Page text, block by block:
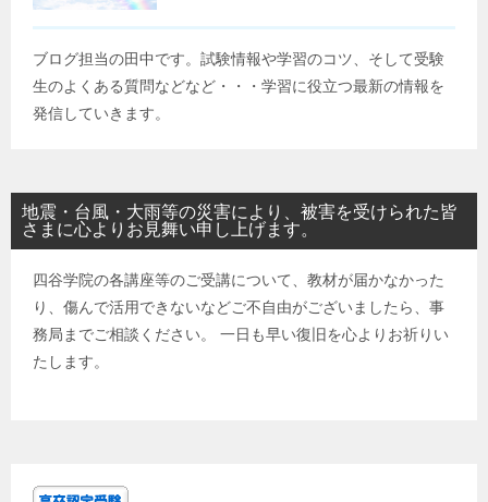
ブログ担当の田中です。試験情報や学習のコツ、そして受験
生のよくある質問などなど・・・学習に役立つ最新の情報を
発信していきます。
地震・台風・大雨等の災害により、被害を受けられた皆
さまに心よりお見舞い申し上げます。
四谷学院の各講座等のご受講について、教材が届かなかった
り、傷んで活用できないなどご不自由がございましたら、事
務局までご相談ください。 一日も早い復旧を心よりお祈りい
たします。